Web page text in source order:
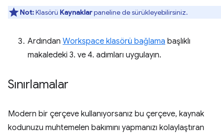
Not:Klasörü Kaynaklarpaneline de sürükleyebilirsiniz.
Ardından Workspace klasörü bağlama başlıklı
makaledeki 3. ve 4. adımları uygulayın.
Sınırlamalar
Modern bir çerçeve kullanıyorsanız bu çerçeve, kaynak
kodunuzu muhtemelen bakımını yapmanızı kolaylaştıran